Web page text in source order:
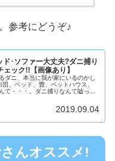
参考にどうぞ♪
ド･ソファー大丈夫?ダニ捕り
ック!!【画像あり】
ダニ、本当に我が家にいるのかし
、ベッド、畳、ペットハウス、
て・・・。ダニ捕りなんて嘘っぽ
2019.09.04
さんオススメ!